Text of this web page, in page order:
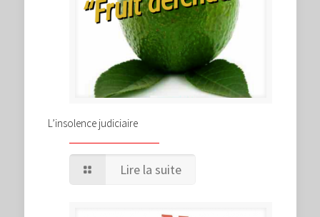
L’insolence judiciaire
Lire la suite